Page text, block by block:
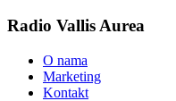
Radio Vallis Aurea
O nama
Marketing
Kontakt